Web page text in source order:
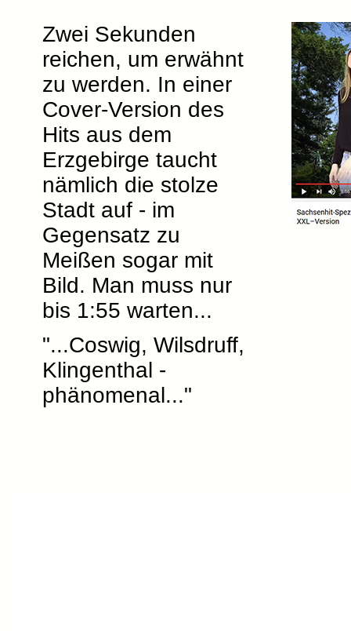
Zwei Sekunden
reichen, um erwähnt
zu werden. In einer
Cover-Version des
Hits aus dem
Erzgebirge taucht
nämlich die stolze
Stadt auf - im
Gegensatz zu
Meißen sogar mit
Bild. Man muss nur
bis 1:55 warten...
"...Coswig, Wilsdruff,
Klingenthal -
phänomenal..."